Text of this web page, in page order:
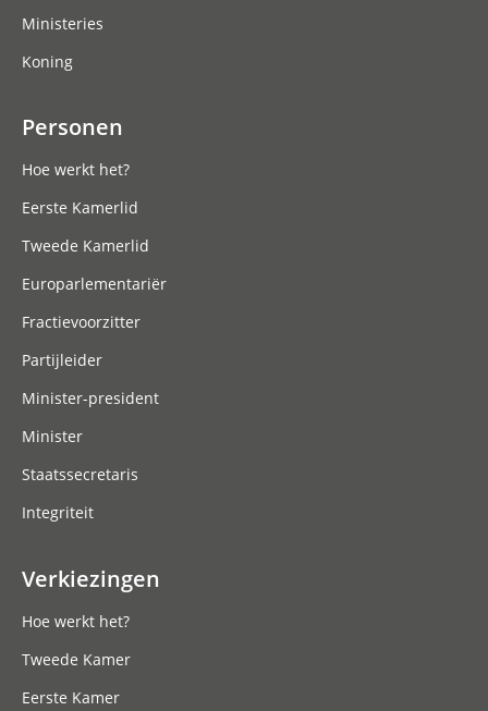
Ministeries
Koning
Personen
Hoe werkt het?
Eerste Kamerlid
Tweede Kamerlid
Europarlementariër
Fractievoorzitter
Partijleider
Minister-president
Minister
Staatssecretaris
Integriteit
Verkiezingen
Hoe werkt het?
Tweede Kamer
Eerste Kamer